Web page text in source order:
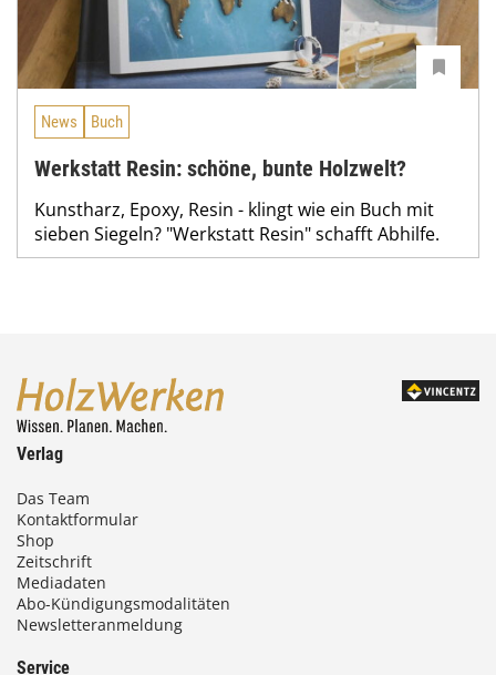
News Buch
Werkstatt Resin: schöne, bunte Holzwelt?
Kunstharz, Epoxy, Resin - klingt wie ein Buch mit
sieben Siegeln? "Werkstatt Resin" schafft Abhilfe.
Verlag
Das Team
Kontaktformular
Shop
Zeitschrift
Mediadaten
Abo-Kündigungsmodalitäten
Newsletteranmeldung
Service